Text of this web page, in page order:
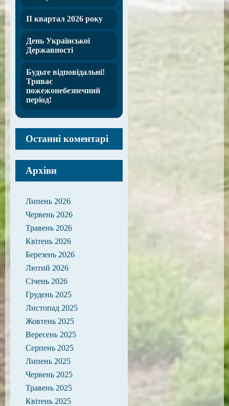
ІІ квартал 2026 року
День Української
Державності
Будьте відповідальні!
Триває
пожежонебезпечний
період!
Останні коментарі
Архіви
Липень 2026
Червень 2026
Травень 2026
Квітень 2026
Березень 2026
Лютий 2026
Січень 2026
Грудень 2025
Листопад 2025
Жовтень 2025
Вересень 2025
Серпень 2025
Липень 2025
Червень 2025
Травень 2025
Квітень 2025